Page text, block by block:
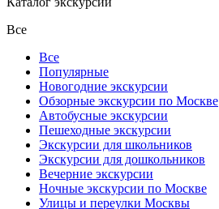
Все
Все
Популярные
Новогодние экскурсии
Обзорные экскурсии по Москве
Автобусные экскурсии
Пешеходные экскурсии
Экскурсии для школьников
Экскурсии для дошкольников
Вечерние экскурсии
Ночные экскурсии по Москве
Улицы и переулки Москвы